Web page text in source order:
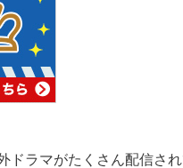
ドラマがたくさん配信され